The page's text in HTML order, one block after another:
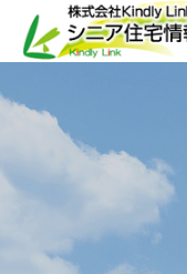
当社について